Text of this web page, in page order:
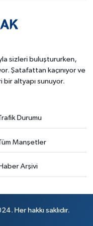
sizleri buluştururken,
Şatafattan kaçınıyor ve
altyapı sunuyor.
Durumu
Manşetler
Haber Arşivi
Her hakkı saklıdır.